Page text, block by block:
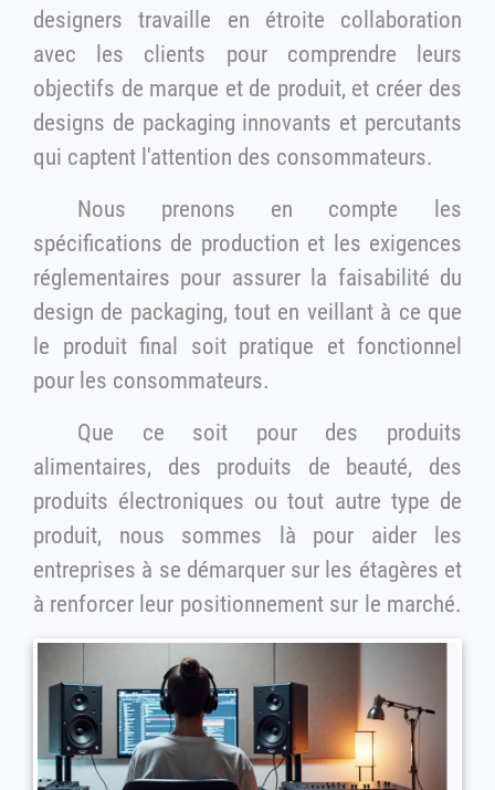
designers travaille en étroite collaboration
avec les clients pour comprendre leurs
objectifs de marque et de produit, et créer des
designs de packaging innovants et percutants
qui captent l'attention des consommateurs.
Nous prenons en compte les
spécifications de production et les exigences
réglementaires pour assurer la faisabilité du
design de packaging, tout en veillant à ce que
le produit final soit pratique et fonctionnel
pour les consommateurs.
Que ce soit pour des produits
alimentaires, des produits de beauté, des
produits électroniques ou tout autre type de
produit, nous sommes là pour aider les
entreprises à se démarquer sur les étagères et
à renforcer leur positionnement sur le marché.